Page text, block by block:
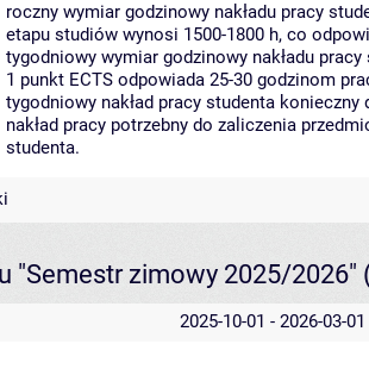
roczny wymiar godzinowy nakładu pracy
etapu studiów wynosi 1500-1800 h, co
tygodniowy wymiar godzinowy nakładu
1 punkt ECTS odpowiada 25-30 godzinom
tygodniowy nakład pracy studenta
nakład pracy potrzebny do zaliczenia
studenta.
"Semestr zimowy 2025/2026"
2025-10-01 - 2026-03-01